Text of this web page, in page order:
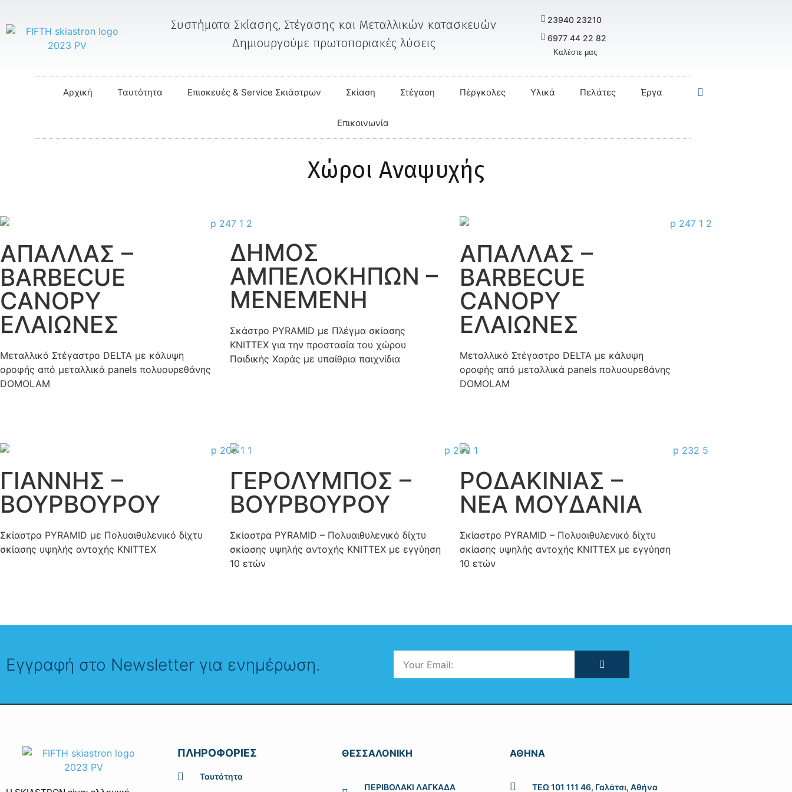
Συστήματα Σκίασης, Στέγασης και Μεταλλικών κατασκευών
Δημιουργούμε πρωτοποριακές λύσεις
23940 23210
6977 44 22 82
Καλέστε μας
Αρχική Ταυτότητα Επισκευές & Service Σκιάστρων Σκίαση Στέγαση Πέργκολες Υλικά Πελάτες Έργα
Επικοινωνία
Χώροι Αναψυχής
ΑΠΑΛΛΑΣ –
BARBECUE
CANOPY
ΕΛΑΙΩΝΕΣ
Μεταλλικό Στέγαστρο DELTA με κάλυψη
οροφής από μεταλλικά panels πολυουρεθάνης
DOMOLAM
ΔΗΜΟΣ
ΑΜΠΕΛΟΚΗΠΩΝ –
ΜΕΝΕΜΕΝΗ
Σκάστρο PYRAMID με Πλέγμα σκίασης
KNITTEX για την προστασία του χώρου
Παιδικής Χαράς με υπαίθρια παιχνίδια
ΑΠΑΛΛΑΣ –
BARBECUE
CANOPY
ΕΛΑΙΩΝΕΣ
Μεταλλικό Στέγαστρο DELTA με κάλυψη
οροφής από μεταλλικά panels πολυουρεθάνης
DOMOLAM
ΓΙΑΝΝΗΣ –
ΒΟΥΡΒΟΥΡΟΥ
Σκίαστρα PYRAMID με Πολυαιθυλενικό δίχτυ
σκίασης υψηλής αντοχής KNITTEX
ΓΕΡΟΛΥΜΠΟΣ –
ΒΟΥΡΒΟΥΡΟΥ
Σκίαστρα PYRAMID – Πολυαιθυλενικό δίχτυ
σκίασης υψηλής αντοχής KNITTEX με εγγύηση
10 ετών
ΡΟΔΑΚΙΝΙΑΣ –
ΝΕΑ ΜΟΥΔΑΝΙΑ
Σκίαστρο PYRAMID – Πολυαιθυλενικό δίχτυ
σκίασης υψηλής αντοχής KNITTEX με εγγύηση
10 ετών
Εγγραφή στο Νewsletter για ενημέρωση.
ΠΛΗΡΟΦΟΡΙΕΣ
Ταυτότητα
ΘΕΣΣΑΛΟΝΙΚΗ
ΠΕΡΙΒΟΛΑΚΙ ΛΑΓΚΑΔΑ
ΑΘΗΝΑ
ΤΕΩ 101 111 46, Γαλάτσι, Αθήνα